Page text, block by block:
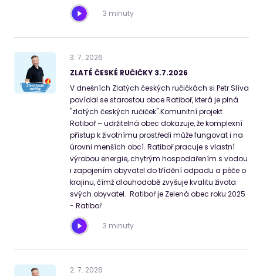
3 minuty
3. 7. 2026
ZLATÉ ČESKÉ RUČIČKY 3.7.2026
V dnešních Zlatých českých ručičkách si Petr Slíva
povídal se starostou obce Ratiboř, která je plná
"zlatých českých ručiček".Komunitní projekt
Ratiboř – udržitelná obec dokazuje, že komplexní
přístup k životnímu prostředí může fungovat i na
úrovni menších obcí. Ratiboř pracuje s vlastní
výrobou energie, chytrým hospodařením s vodou
i zapojením obyvatel do třídění odpadu a péče o
krajinu, čímž dlouhodobě zvyšuje kvalitu života
svých obyvatel. Ratiboř je Zelená obec roku 2025
- Ratiboř
3 minuty
2. 7. 2026